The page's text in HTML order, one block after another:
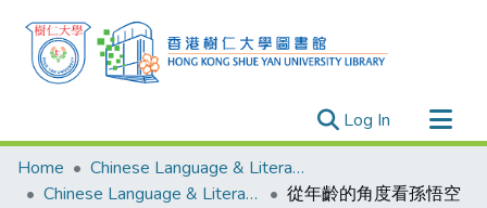
Log In (current)
Research Outputs
Researchers
Home
Chinese Language & Literature
Chinese Language & Literature - Publication
從年齡的角度看孫悟空